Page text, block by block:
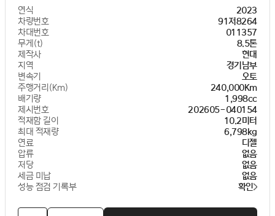
연식
2023
차량번호
91저8264
차대번호
011357
무게(t)
8.5톤
제작사
현대
지역
경기남부
변속기
오토
주행거리(Km)
240,000Km
배기량
1,998cc
제시번호
202605-040154
적재함 길이
10.2미터
최대 적재량
6,798kg
연료
디젤
압류
없음
저당
없음
세금 미납
없음
성능 점검 기록부
확인